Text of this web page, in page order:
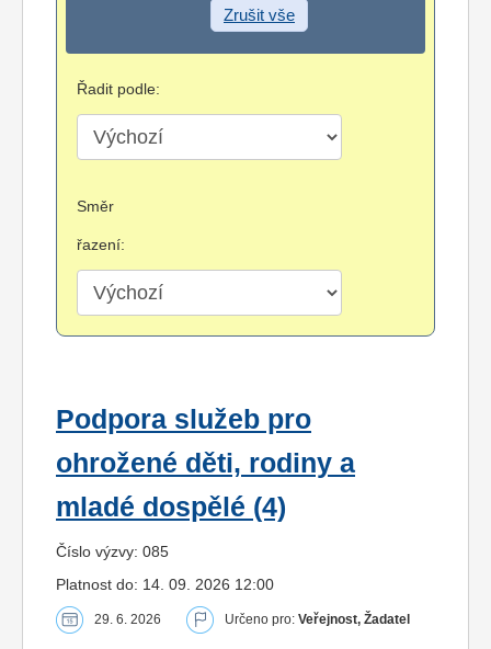
Zrušit vše
Řadit podle:
Směr
řazení:
Podpora služeb pro
ohrožené děti, rodiny a
mladé dospělé (4)
Číslo výzvy: 085
Platnost do: 14. 09. 2026 12:00
29. 6. 2026 Určeno pro: Veřejnost, Žadatel